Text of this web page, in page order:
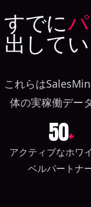
すでに
出して
これらは
体の実稼働デー
50+
アクティブなホワ
ベルパートナ